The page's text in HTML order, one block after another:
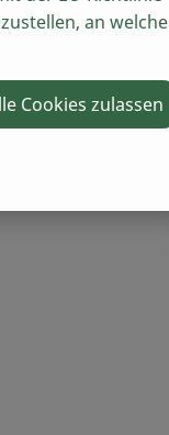
an welche
Cookies zulassen